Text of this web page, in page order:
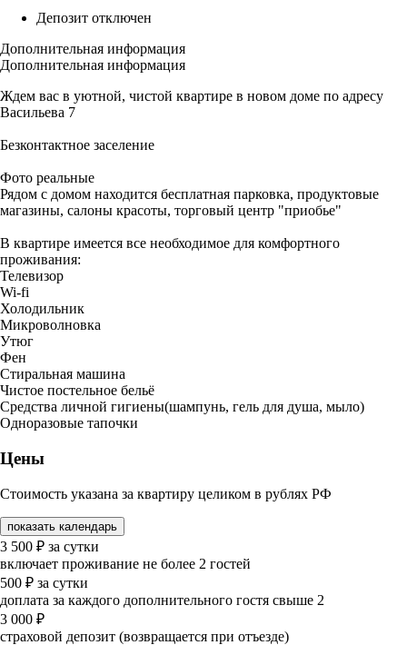
Депозит отключен
Дополнительная информация
Дополнительная информация
Ждем вас в уютной, чистой квартире в новом доме по адресу
Васильева 7
Безконтактное заселение
Фото реальные
Рядом с домом находится бесплатная парковка, продуктовые
магазины, салоны красоты, торговый центр "приобье"
В квартире имеется все необходимое для комфортного
проживания:
Телевизор
Wi-fi
Холодильник
Микроволновка
Утюг
Фен
Стиральная машина
Чистое постельное бельё
Средства личной гигиены(шампунь, гель для душа, мыло)
Одноразовые тапочки
Цены
Стоимость указана за квартиру целиком в рублях РФ
показать календарь
3 500 ₽ за сутки
включает проживание не более 2 гостей
500 ₽ за сутки
доплата за каждого дополнительного гостя свыше 2
3 000 ₽
страховой депозит (возвращается при отъезде)